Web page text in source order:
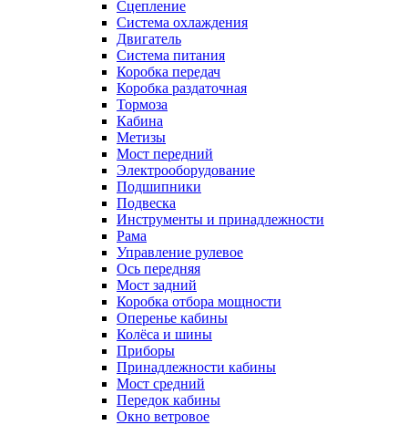
Сцепление
Система охлаждения
Двигатель
Система питания
Коробка передач
Коробка раздаточная
Тормоза
Кабина
Метизы
Мост передний
Электрооборудование
Подшипники
Подвеска
Инструменты и принадлежности
Рама
Управление рулевое
Ось передняя
Мост задний
Коробка отбора мощности
Оперенье кабины
Колёса и шины
Приборы
Принадлежности кабины
Мост средний
Передок кабины
Окно ветровое